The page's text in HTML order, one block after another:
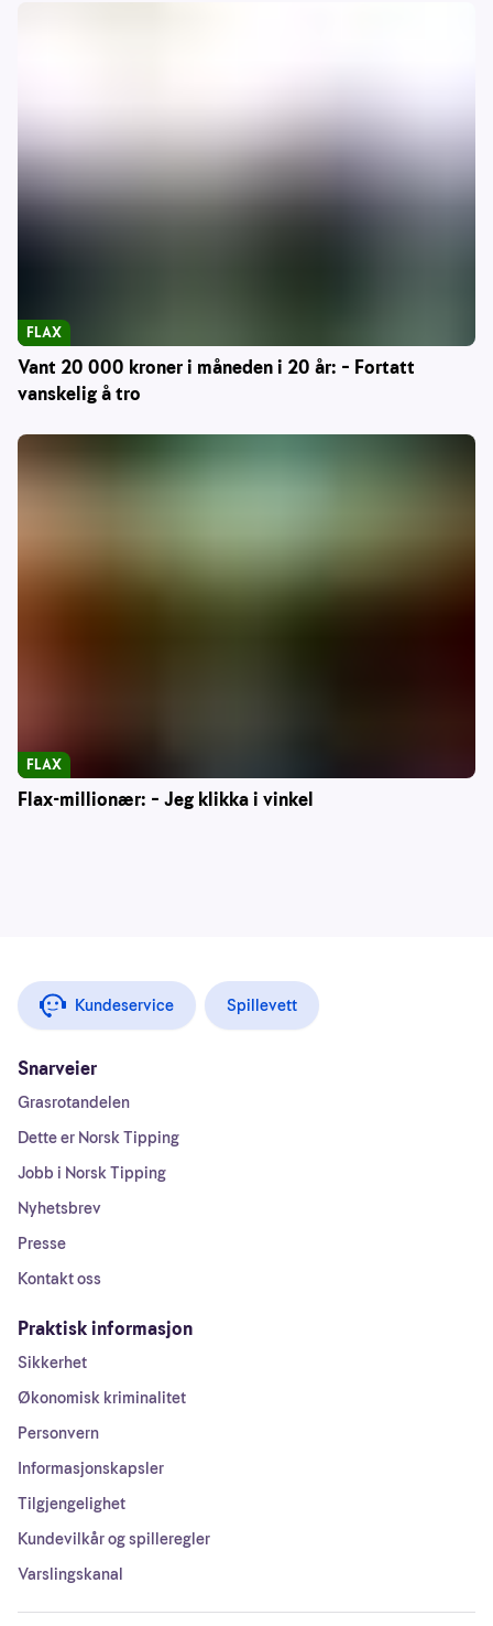
Vant 20 000 kroner i måneden i 20 år: – Fortatt
vanskelig å tro
FLAX
Flax-millionær: – Jeg klikka i vinkel
FLAX
Kundeservice Spillevett
Snarveier
Grasrotandelen
Dette er Norsk Tipping
Jobb i Norsk Tipping
Nyhetsbrev
Presse
Kontakt oss
Praktisk informasjon
Sikkerhet
Økonomisk kriminalitet
Personvern
Informasjonskapsler
Tilgjengelighet
Kundevilkår og spilleregler
Varslingskanal